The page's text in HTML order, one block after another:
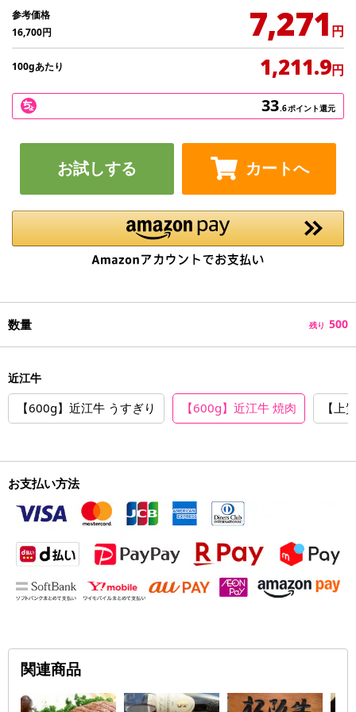
参考価格
16,700円 7,271 円
100gあたり 1,211.9円
33.6ポイント還元
お試しする カートへ
数量 残り 500
近江牛
【600g】近江牛 うすぎり 【600g】近江牛 焼肉 【上
お支払い方法
関連商品